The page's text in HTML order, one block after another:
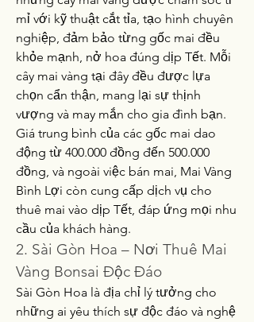
mỉ với kỹ thuật cắt tỉa, tạo hình chuyên
nghiệp, đảm bảo từng gốc mai đều
khỏe mạnh, nở hoa đúng dịp Tết. Mỗi
cây mai vàng tại đây đều được lựa
chọn cẩn thận, mang lại sự thịnh
vượng và may mắn cho gia đình bạn.
Giá trung bình của các gốc mai dao
động từ 400.000 đồng đến 500.000
đồng, và ngoài việc bán mai, Mai Vàng
Bình Lợi còn cung cấp dịch vụ cho
thuê mai vào dịp Tết, đáp ứng mọi nhu
cầu của khách hàng.
2. Sài Gòn Hoa – Nơi Thuê Mai
Vàng Bonsai Độc Đáo
Sài Gòn Hoa là địa chỉ lý tưởng cho
những ai yêu thích sự độc đáo và nghệ